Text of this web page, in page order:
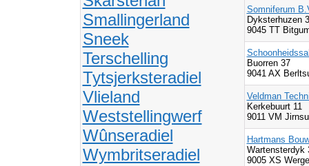
Smallingerland
Sneek
Terschelling
Tytsjerksteradiel
Vlieland
Weststellingwerf
Wûnseradiel
Wymbritseradiel
Somniferum
Dyksterhuzen
9045 TT
Buorren 37
9041 AX
Veldman
Kerkebuurt 11
9011 VM
Hartmans
Wartensterdyk
9005 XS